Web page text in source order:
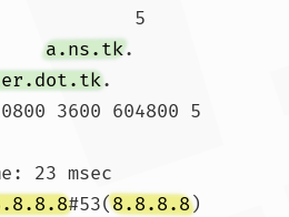
IN	SOA a.ns.tk.
.
3600 604800 5
23 msec
#53(8.8.8.8)